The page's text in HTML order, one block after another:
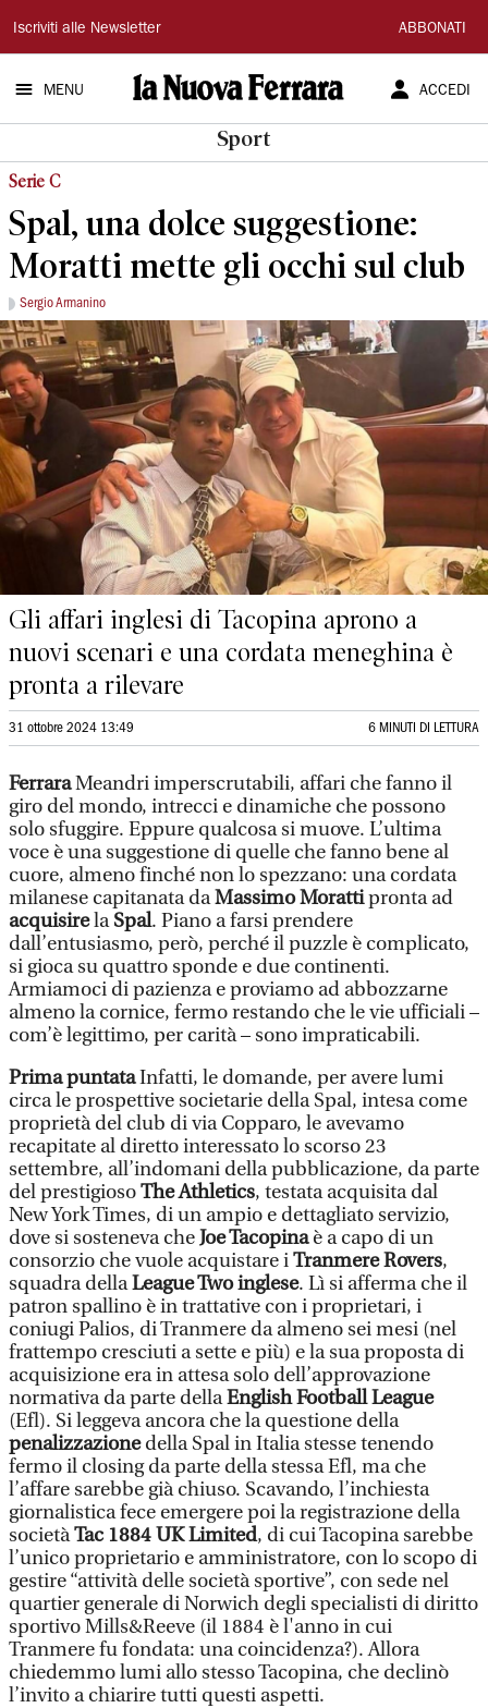
La
Nuova
Ferrara
Iscriviti alle Newsletter ABBONATI
MENU ACCEDI
Sport
Serie C
Spal, una dolce suggestione:
Moratti mette gli occhi sul club
Sergio Armanino
Gli affari inglesi di Tacopina aprono a
nuovi scenari e una cordata meneghina è
pronta a rilevare
31 ottobre 2024 13:49 6 MINUTI DI LETTURA
FerraraMeandri imperscrutabili, affari che fanno il
giro del mondo, intrecci e dinamiche che possono
solo sfuggire. Eppure qualcosa si muove. L’ultima
voce è una suggestione di quelle che fanno bene al
cuore, almeno finché non lo spezzano: una cordata
milanese capitanata daMassimo Morattipronta ad
acquisirelaSpal. Piano a farsi prendere
dall’entusiasmo, però, perché il puzzle è complicato,
si gioca su quattro sponde e due continenti.
Armiamoci di pazienza e proviamo ad abbozzarne
almeno la cornice, fermo restando che le vie ufficiali –
com’è legittimo, per carità – sono impraticabili.
Prima puntataInfatti, le domande, per avere lumi
circa le prospettive societarie della Spal, intesa come
proprietà del club di via Copparo, le avevamo
recapitate al diretto interessato lo scorso 23
settembre, all’indomani della pubblicazione, da parte
del prestigiosoThe Athletics, testata acquisita dal
New York Times, di un ampio e dettagliato servizio,
dove si sosteneva cheJoe Tacopinaè a capo di un
consorzio che vuole acquistare iTranmere Rovers,
squadra dellaLeague Two inglese. Lì si afferma che il
patron spallino è in trattative con i proprietari, i
coniugi Palios, di Tranmere da almeno sei mesi (nel
frattempo cresciuti a sette e più) e la sua proposta di
acquisizione era in attesa solo dell’approvazione
normativa da parte dellaEnglish Football League
(Efl). Si leggeva ancora che la questione della
penalizzazionedella Spal in Italia stesse tenendo
fermo il closing da parte della stessa Efl, ma che
l’affare sarebbe già chiuso. Scavando, l’inchiesta
giornalistica fece emergere poi la registrazione della
societàTac 1884 UK Limited, di cui Tacopina sarebbe
l’unico proprietario e amministratore, con lo scopo di
gestire “attività delle società sportive”, con sede nel
quartier generale di Norwich degli specialisti di diritto
sportivo Mills&Reeve (il 1884 è l'anno in cui
Tranmere fu fondata: una coincidenza?). Allora
chiedemmo lumi allo stesso Tacopina, che declinò
l’invito a chiarire tutti questi aspetti.